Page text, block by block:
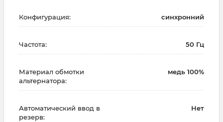
Конфигурация: синхронний
Частота: 50 Гц
Материал обмотки
альтернатора:
медь 100%
Автоматический ввод в
резерв:
Нет